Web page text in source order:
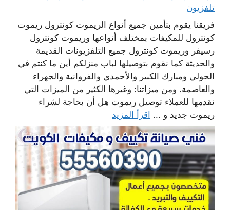
تلفزيون
فريقنا يقوم بتأمين جميع أنواع الريموت كونترول ريموت
كونترول للمكيفات بمختلف أنواعها وريموت كونترول
رسيفر وريموت كونترول جميع التلفزيونات القديمة
والحديثة كما نقوم بتوصيلها لباب منزلكم أين ما كنتم في
الحولي ومبارك الكبير والأحمدي والفروانية والجهراء
والعاصمة. ومن ميزاتنا: وغيرها الكثير من الميزات التي
نقدمها للعملاء توصيل ريموت هل أن بحاجة لشراء
ريموت جديد و ... اقرأ المزيد